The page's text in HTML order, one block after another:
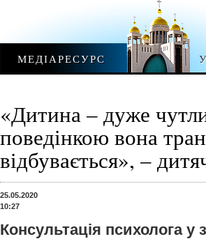
МЕДІАРЕСУРС
«Дитина – дуже
поведінкою вона
відбувається», –
25.05.2020
10:27
Консультація психолога у